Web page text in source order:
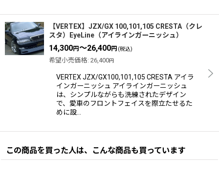
【VERTEX】JZX/GX 100,101,105 CRESTA（クレ
スタ）EyeLine（アイラインガーニッシュ）
14,300円～26,400円 (税込)
希望小売価格: 26,400円
VERTEX JZX/GX100,101,105 CRESTA アイラ
インガーニッシュ アイラインガーニッシュ
は、シンプルながらも洗練されたデザイン
で、愛車のフロントフェイスを際立たせるた
めに設…
この商品を買った人は、こんな商品も買っています